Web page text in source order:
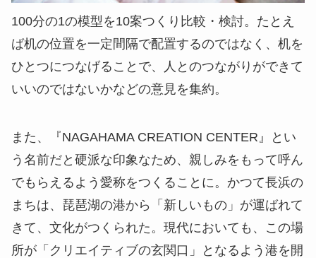
100分の1の模型を10案つくり比較・検討。たとえ
ば机の位置を一定間隔で配置するのではなく、机を
ひとつにつなげることで、人とのつながりができて
いいのではないかなどの意見を集約。
また、『NAGAHAMA CREATION CENTER』とい
う名前だと硬派な印象なため、親しみをもって呼ん
でもらえるよう愛称をつくることに。かつて長浜の
まちは、琵琶湖の港から「新しいもの」が運ばれて
きて、文化がつくられた。現代においても、この場
所が「クリエイティブの玄関口」となるよう港を開